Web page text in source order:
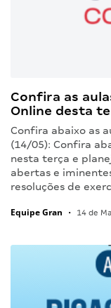
Confira as
Online desta
Confira abaixo as
(14/05): Confira
nesta terça e
abertas e
resoluções de
Equipe Gran • 14 de